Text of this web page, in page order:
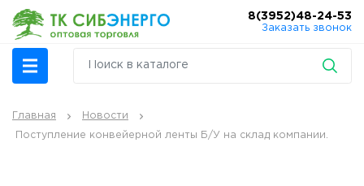
8(3952)48-24-53
Заказать звонок
Главная Новости
Поступление конвейерной ленты Б/У на склад компании.